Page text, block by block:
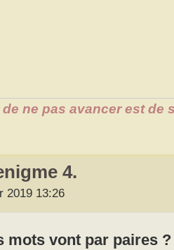
ne pas avancer est de
4.
2019 13:26
mots vont par paires